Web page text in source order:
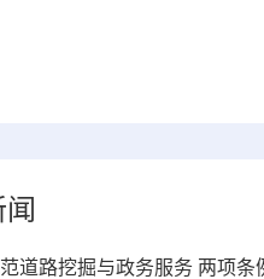
道路挖掘与政务服务 两项条